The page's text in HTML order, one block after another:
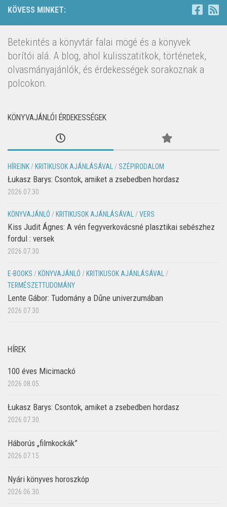
KÖVESS MINKET:
Betekintés a könyvtár falai mögé és a könyvek
borítói alá. A blog, ahol kulisszatitkok, történetek,
olvasmányajánlók, és érdekességek sorakoznak a
polcokon.
KÖNYVAJÁNLÓI ÉRDEKESSÉGEK
HÍREINK /KRITIKUSOK AJÁNLÁSÁVAL / SZÉPIRODALOM
Łukasz Barys: Csontok, amiket a zsebedben hordasz
2026.07.30.
KÖNYVAJÁNLÓ /KRITIKUSOK AJÁNLÁSÁVAL /VERS
Kiss Judit Ágnes: A vén fegyverkovácsné plasztikai sebészhez
fordul : versek
2026.07.30.
E-BOOKS /KÖNYVAJÁNLÓ /KRITIKUSOK AJÁNLÁSÁVAL /
TERMÉSZETTUDOMÁNY
Lente Gábor: Tudomány a Dűne univerzumában
2026.07.30.
HÍREK
100 éves Micimackó
2026.08.05.
Łukasz Barys: Csontok, amiket a zsebedben hordasz
2026.07.30.
Háborús „filmkockák”
2026.07.15.
Nyári könyves horoszkóp
2026.06.30.